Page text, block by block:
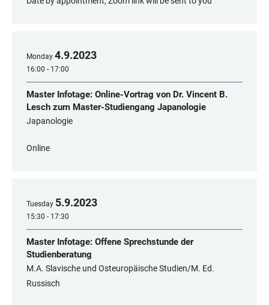
Monday 4.9.2023
16:00 - 17:00
Master Infotage: Online-Vortrag von Dr. Vincent B.
Lesch zum Master-Studiengang Japanologie
Japanologie
Online
Tuesday 5.9.2023
15:30 - 17:30
Master Infotage: Offene Sprechstunde der
Studienberatung
M.A. Slavische und Osteuropäische Studien/M. Ed.
Russisch